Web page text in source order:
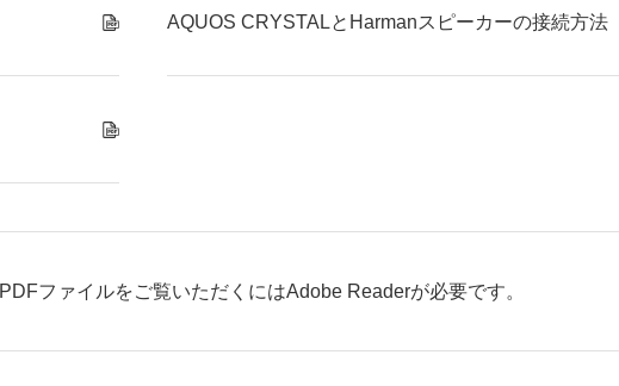
AQUOS CRYSTALとHarmanスピーカーの接続方法
PDFファイルをご覧いただくにはAdobe Readerが必要です。